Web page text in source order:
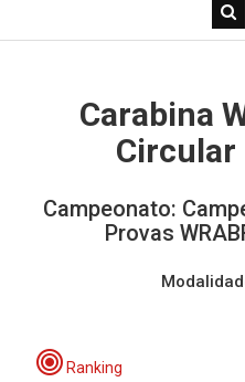
Carabina
Circular
Campeonato:
Provas
Ranking